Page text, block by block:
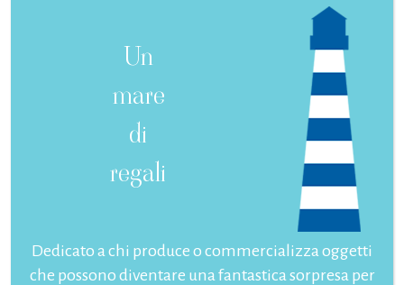
Un
mare
di
regali
Dedicato a chi produce o commercializza oggetti
che possono diventare una fantastica sorpresa per